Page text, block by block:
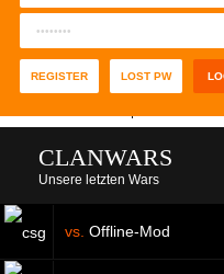
USER WER
REGISTER LOST PW
CLANWARS
Unsere letzten Wars
vs. Offline-Mod